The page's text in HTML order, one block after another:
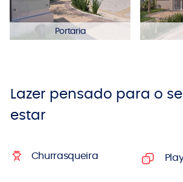
Portaria
Lazer pensado para o
estar
Churrasqueira